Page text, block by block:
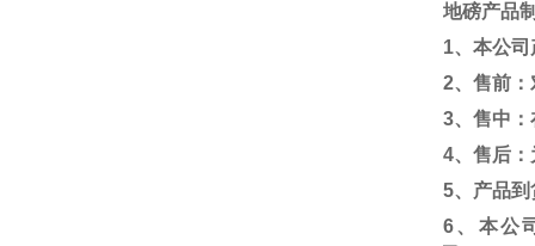
地磅产品
1、本公
2、售前
3、售中
4、售后
5、产品
6、本公